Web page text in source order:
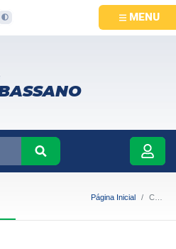
MENU
Página Inicial Covid - Vacinação